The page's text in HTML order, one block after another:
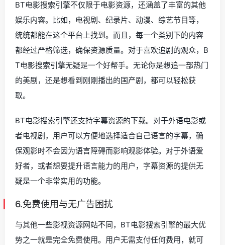
BT电影搜索引擎不仅限于电影资源，还涵盖了丰富的其他
娱乐内容。比如，电视剧、纪录片、动漫、综艺节目等，
统统都能在这个平台上找到。而且，每一个类别下的内容
都经过严格筛选，确保资源质量。对于喜欢追剧的观众，B
T电影搜索引擎无疑是一个好帮手。无论你是想追一部热门
的美剧，还是想看到刚刚播出的国产剧，都可以轻松获
取。
BT电影搜索引擎还支持字幕资源的下载。对于外语电影或
者电视剧，用户可以方便地选择适合自己语言的字幕，确
保观影时不会因为语言障碍而影响观影体验。对于外语爱
好者，或者想要提升语言能力的用户，字幕资源的提供无
疑是一个非常实用的功能。
6.免费使用与无广告困扰
与其他一些影视资源网站不同，BT电影搜索引擎的最大优
势之一就是完全免费使用。用户无需支付任何费用，就可